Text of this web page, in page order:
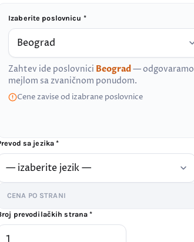
Izaberite poslovnicu *
Zahtev ide poslovnici Beograd— odgovaramo
mejlom sa zvaničnom ponudom.
Cene zavise od izabrane poslovnice
sa jezika *
CENA PO STRANI
prevodilačkih strana *